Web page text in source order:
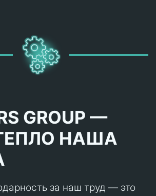
GROUP —
НАША
за наш труд — это